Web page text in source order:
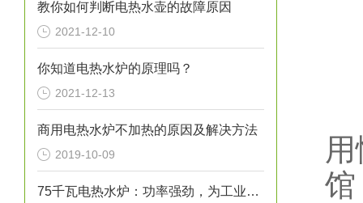
教你如何判断电热水壶的故障原因
2021-12-10
你知道电热水炉的原理吗？
2021-12-13
商用电热水炉不加热的原因及解决方法
2019-10-09
75千瓦电热水炉：功率强劲，为工业生产提供稳定热水源！
馆